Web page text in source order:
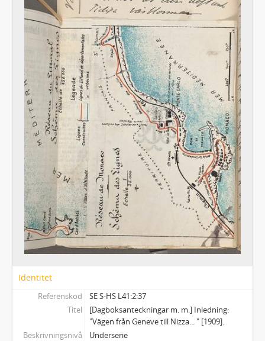
50 - K. A. Ehrensvärd.
51 - Lasalle. Byron [m. fl.].
52 - Lermontoff [m. fl.].
53 - G. E. Lessing.
54 - Marie Antoinette.
55 - Montequieu.
56 - Pascal.
57 - Anteckningar om och af M:me Stael.
58 - Herbert Spencer.
59 - Kulturhistoria.
3 - Anteckningsböcker, större format
4 - Ellen Keys Folkbildningsarbetet, 1906
5 - Utkast till studien öfver C. J. L. Almquist 1897
6 - Essayer om E. B. Browning och George Eliot
7 - Resebrev från Sverige
8:1-2 - Anteckningar under min resa 1873, I-II
9 - Excerpter och brev om August Strindberg
10 - Manuskriptet till De franska salongerna m. m.
14 - Angående Rainer Maria Rilke
15 - Ludwig Börne om Hamlet
16 - "Sundsholm den 13 augusti 1868"
Identitet
Referenskod
SE S-HS L41:2:37
Titel
[Dagboksanteckningar m. m.] Inledning:
"Vägen från Geneve till Nizza... " [1909].
Beskrivningsnivå
Underserie